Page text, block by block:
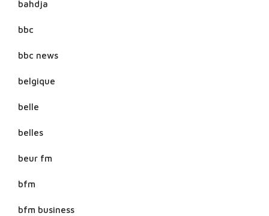
bahdja
bbc
bbc news
belgique
belle
belles
beur fm
bfm
bfm business